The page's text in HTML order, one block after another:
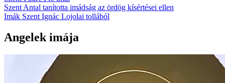
Szent Antal tanította imádság az ördög kísértései ellen
Imák Szent Ignác Lojolai tollából
Angelek imája